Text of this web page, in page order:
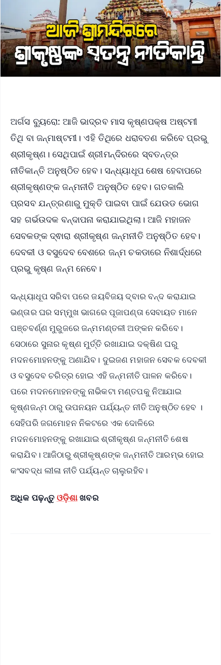
ଅର୍ଗସ ବ୍ୟୁରୋ: ଆଜି ଭାଦ୍ରବ ମାସ କୃଷ୍ଣପକ୍ଷ ଅଷ୍ଟମୀ
ତିଥି ବା ଜନ୍ମାଷ୍ଟମୀ। ଏହି ତିଥିରେ ଧରାବତଣ କରିବେ ପ୍ରଭୁ
ଶ୍ରୀକୃଷ୍ଣ। ସେଥିପାଇଁ ଶ୍ରୀମନ୍ଦିରରେ ସ୍ବତନ୍ତ୍ର
ନୀତିକାନ୍ତି ଅନୁଷ୍ଠିତ ହେବ। ସନ୍ଧ୍ୟାଧୂପ ଶେଷ ହେବାପରେ
ଶ୍ରୀକୃଷ୍ଣଙ୍କ ଜନ୍ମନୀତି ଅନୁଷ୍ଠିତ ହେବ। ଗତକାଲି
ପ୍ରସବ ଯନ୍ତ୍ରଣାରୁ ମୁକ୍ତି ପାଇବା ପାଇଁ ଯେଉଡ ଭୋଗ
ସହ ଗର୍ଭଉଦକ ବନ୍ଦାପନା କରାଯାଇଥିଲା। ଆଜି ମହାଜନ
ସେବକଙ୍କ ଦ୍ଵାରା ଶ୍ରୀକୃଷ୍ଣ ଜନ୍ମନୀତି ଅନୁଷ୍ଠିତ ହେବ।
ଦେବକୀ ଓ ବସୁଦେବ ବେଶରେ ଜନ୍ମ ଚକଡାରେ ନିଶାର୍ଦ୍ଧରେ
ପ୍ରଭୁ କୃଷ୍ଣ ଜନ୍ମ ନେବେ।
ସନ୍ଧ୍ୟାଧୂପ ସରିବା ପରେ ଜୟବିଜୟ ଦ୍ବାର ବନ୍ଦ କରାଯାଇ
ଭଣ୍ତାର ଘର ସମ୍ମୁଖ ଭାଗରେ ପୂଜାପଣ୍ତା ସେବାୟତ ମାନେ
ପଞ୍ଚବର୍ଣ୍ଣ ମୁରୁଜରେ ଜନ୍ମମଣ୍ତଳୀ ଅଙ୍କନ କରିବେ।
ସେଠାରେ ସୁନାର କୃଷ୍ଣ ମୁର୍ତ୍ତି ରଖାଯାଇ ଦକ୍ଷିଣ ଘରୁ
ମଦନମୋହନଙ୍କୁ ଅଣାଯିବ। ଦୁଇଜଣ ମହାଜନ ସେବକ ଦେବକୀ
ଓ ବସୁଦେବ ଚରିତ୍ର ହୋଇ ଏହି ଜନ୍ମନୀତି ପାଳନ କରିବେ।
ପରେ ମଦନମୋହନଙ୍କୁ ନାଭିକଟା ମଣ୍ତପକୁ ନିଆଯାଇ
କୃଷ୍ଣଜନ୍ମ ଠାରୁ ଉପନୟନ ପର୍ଯ୍ୟନ୍ତ ନୀତି ଅନୁଷ୍ଠିତ ହେବ ।
ସେହିପରି ଜଗମୋହନ ନିକଟରେ ଏକ ଦୋଳିରେ
ମଦନମୋହନଙ୍କୁ ରଖାଯାଇ ଶ୍ରୀକୃଷ୍ଣ ଜନ୍ମନୀତି ଶେଷ
କରାଯିବ। ଆଜିଠାରୁ ଶ୍ରୀକୃଷ୍ଣଙ୍କ ଜନ୍ମନୀତି ଆରମ୍ଭ ହୋଇ
କଂସବଦ୍ଧ ଲୀଳା ନୀତି ପର୍ଯ୍ୟନ୍ତ ଚାଲୁରହିବ।
ଅଧିକ ପଢ଼ନ୍ତୁ ଓଡ଼ିଶାଖବର